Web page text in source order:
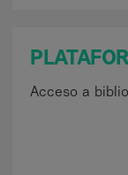
Acceso a